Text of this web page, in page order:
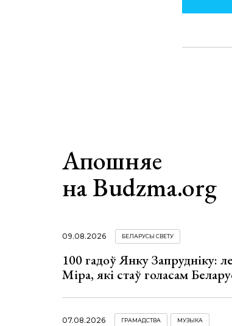
Апошняе
на Budzma.org
09.08.2026 БЕЛАРУСЫ СВЕТУ
100 гадоў Янку Запрудніку:
Міра, які стаў голасам
07.08.2026 ГРАМАДСТВА МУЗЫКА